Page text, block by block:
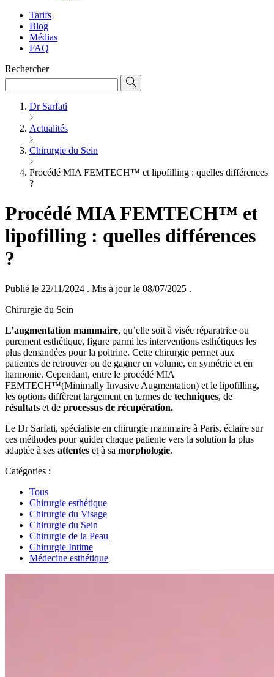
Tarifs
Blog
Médias
FAQ
Rechercher
Dr Sarfati
Actualités
Chirurgie du Sein
Procédé MIA FEMTECH™ et lipofilling : quelles différences
?
Procédé MIA FEMTECH™ et
lipofilling : quelles différences
?
Publié le 22/11/2024 . Mis à jour le 08/07/2025 .
Chirurgie du Sein
L’augmentation mammaire, qu’elle soit à visée réparatrice ou
purement esthétique, figure parmi les interventions esthétiques les
plus demandées pour la poitrine. Cette chirurgie permet aux
patientes de retrouver ou de gagner en volume, en symétrie et en
harmonie. Cependant, entre le procédé MIA
FEMTECH™(Minimally Invasive Augmentation) et le lipofilling,
les options diffèrent largement en termes de techniques, de
résultats et de processus de récupération.
Le Dr Sarfati, spécialiste en chirurgie mammaire à Paris, éclaire sur
ces méthodes pour guider chaque patiente vers la solution la plus
adaptée à ses attentes et à sa morphologie.
Catégories :
Tous
Chirurgie esthétique
Chirurgie du Visage
Chirurgie du Sein
Chirurgie de la Peau
Chirurgie Intime
Médecine esthétique